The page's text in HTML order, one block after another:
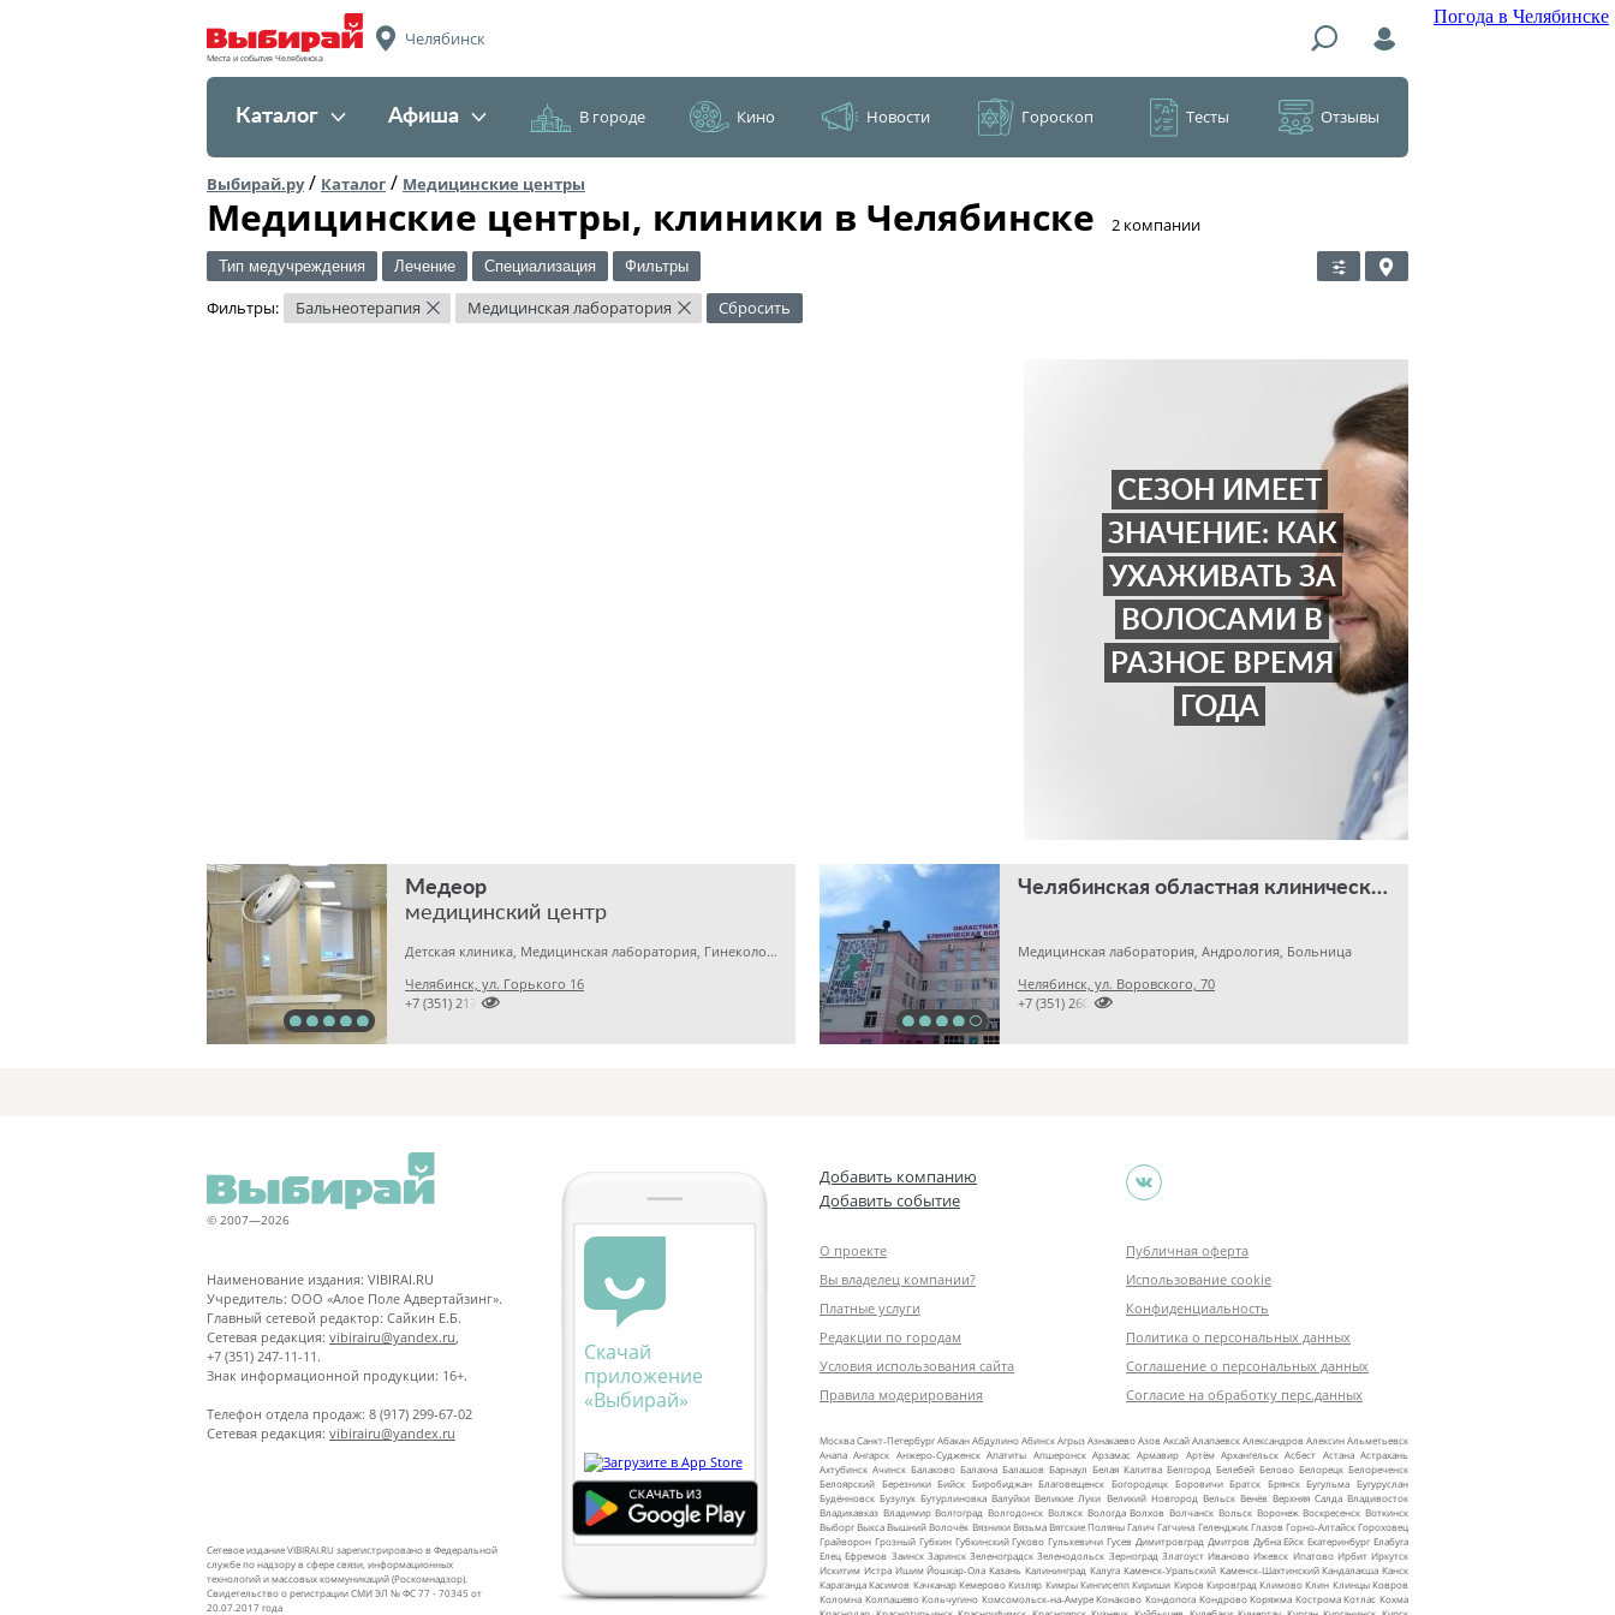
Погода в Челябинске
Места и события Челябинска
Челябинск
Каталог Афиша В городе Кино Новости Гороскоп Тесты Отзывы
Выбирай.ру/ Каталог / Медицинские центры
Медицинские центры, клиники в Челябинске ​2 компании
Тип медучреждения Лечение Специализация Фильтры
Фильтры: Бальнеотерапия × Медицинская лаборатория × Сбросить
СЕЗОН ИМЕЕТ
ЗНАЧЕНИЕ: КАК
УХАЖИВАТЬ ЗА
ВОЛОСАМИ В
РАЗНОЕ ВРЕМЯ
ГОДА
Медеор
медицинский центр
Детская клиника, Медицинская лаборатория, Гинекология
Челябинск, ул. Горького 16

+7 (351) 2172376
Челябинская областная клиническая больница
Медицинская лаборатория, Андрология, Больница
Челябинск, ул. Воровского, 70

+7 (351) 2609824
© 2007—2026
Наименование издания: VIBIRAI.RU
Учредитель: ООО «Алое Поле Адвертайзинг».
Главный сетевой редактор: Сайкин Е.Б.
Сетевая редакция: vibirairu@yandex.ru
+7 (351) 247-11-11.
Знак информационной продукции: 16+.
Телефон отдела продаж: 8 (917) 299-67-02
Сетевая редакция: vibirairu@yandex.ru
Сетевое издание VIBIRAI.RU зарегистрировано в Федеральной
службе по надзору в сфере связи, информационных
технологий и массовых коммуникаций (Роскомнадзор).
Свидетельство о регистрации СМИ ЭЛ № ФС 77 - 70345 от
20.07.2017 года
Скачай
приложение
«Выбирай»
Добавить компанию
Добавить событие
О проекте
Вы владелец компании?
Платные услуги
Редакции по городам
Условия использования сайта
Правила модерирования
Публичная оферта
Использование cookie
Конфиденциальность
Политика о персональных данных
Соглашение о персональных данных
Согласие на обработку перс.данных
МоскваСанкт‑ПетербургАбаканАбдулиноАбинскАгрызАзнакаевоАзовАксайАлапаевскАлександровАлексинАльметьевск
Анапа Ангарск Анжеро‑Судженск Апатиты Апшеронск Арзамас Армавир Артём Архангельск Асбест Астана Астрахань
Ахтубинск Ачинск Балаково Балахна Балашов Барнаул Белая Калитва Белгород Белебей Белово Белорецк Белореченск
Белоярский Березники Бийск Биробиджан Благовещенск Богородицк Боровичи Братск Брянск Бугульма Бугуруслан
Будённовск Бузулук Бутурлиновка Валуйки Великие Луки Великий Новгород Вельск Венёв Верхняя Салда Владивосток
Владикавказ Владимир Волгоград Волгодонск Волжск Вологда Волхов Волчанск Вольск Воронеж Воскресенск Воткинск
ВыборгВыкса Вышний Волочёк Вязники Вязьма Вятские Поляны Галич Гатчина Геленджик Глазов Горно‑АлтайскГороховец
Грайворон Грозный Губкин Губкинский Гуково Гулькевичи Гусев Димитровград Дмитров Дубна Ейск Екатеринбург Елабуга
Елец Ефремов Заинск Заринск Зеленоградск Зеленодольск Зерноград Златоуст Иваново Ижевск Ипатово Ирбит Иркутск
Искитим Истра Ишим Йошкар‑Ола Казань Калининград Калуга Каменск‑Уральский Каменск‑Шахтинский Кандалакша Канск
Караганда Касимов Качканар Кемерово Кизляр Кимры Кингисепп Кириши Киров Кировград Климово Клин Клинцы Ковров
Коломна Колпашево Кольчугино Комсомольск‑на‑Амуре Конаково Кондопога Кондрово Коряжма Кострома Котлас Кохма